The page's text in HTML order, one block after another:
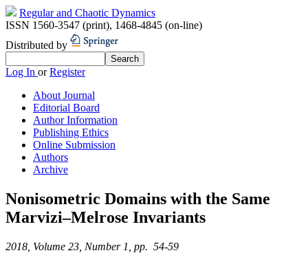
Regular and Chaotic Dynamics
ISSN 1560-3547 (print), 1468-4845 (on-line)
Distributed by
Log In orRegister
About Journal
Editorial Board
Author Information
Publishing Ethics
Online Submission
Authors
Archive
Nonisometric Domains with the Same
Marvizi–Melrose Invariants
2018, Volume 23, Number 1, pp. 54-59